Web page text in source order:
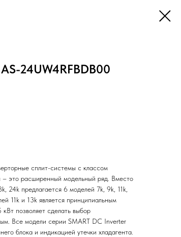
24UW4RFBDB00
сплит-системы с классом
это расширенный модельный ряд. Вместо
24k предлагается 6 моделей 7k, 9k, 11k,
11k и 13k является принципиальным
позволяет сделать выбор
Все модели серии SMART DC Inverter
блока и индикацией утечки хладагента.